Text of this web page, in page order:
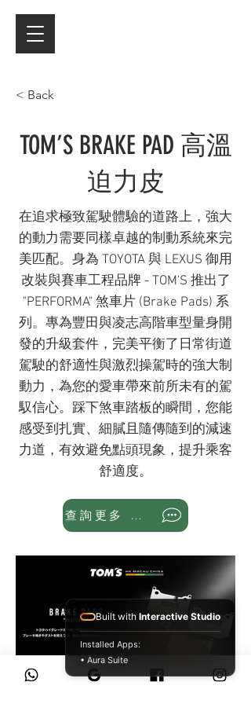
< Back
TOM’S BRAKE PAD 高溫
迫力皮
在追求極致駕駛體驗的道路上，強大
的動力需要同樣卓越的制動系統來完
美匹配。身為 TOYOTA 與 LEXUS 御用
改裝與賽車工程品牌 - TOM'S 推出了
"PERFORMA" 煞車片 (Brake Pads) 系
列。專為豐田與凌志高階車型量身開
發的升級套件，完美平衡了日常街道
駕駛的舒適性與激烈操駕時的強大制
動力，為您的愛車帶來前所未有的駕
馭信心。踩下煞車踏板的瞬間，您能
感受到扎實、細膩且隨傳隨到的減速
力道，有效避免點頭現象，提升乘客
舒適度。
查詢更多 WhatsApp
Built with Interactive Studio
Installed Apps:
• Aura Suite